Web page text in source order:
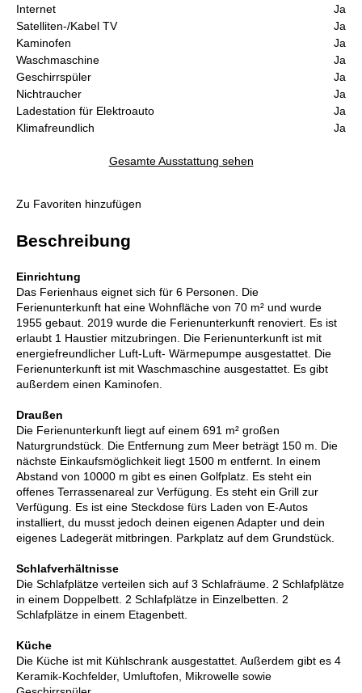
Internet
Ja
Satelliten-/Kabel TV
Ja
Kaminofen
Ja
Waschmaschine
Ja
Geschirrspüler
Ja
Nichtraucher
Ja
Ladestation für Elektroauto
Ja
Klimafreundlich
Ja
Gesamte Ausstattung sehen
Zu Favoriten hinzufügen
Beschreibung
Einrichtung
Das Ferienhaus eignet sich für 6 Personen. Die
Ferienunterkunft hat eine Wohnfläche von 70 m² und wurde
1955 gebaut. 2019 wurde die Ferienunterkunft renoviert. Es ist
erlaubt 1 Haustier mitzubringen. Die Ferienunterkunft ist mit
energiefreundlicher Luft-Luft- Wärmepumpe ausgestattet. Die
Ferienunterkunft ist mit Waschmaschine ausgestattet. Es gibt
außerdem einen Kaminofen.
Draußen
Die Ferienunterkunft liegt auf einem 691 m² großen
Naturgrundstück. Die Entfernung zum Meer beträgt 150 m. Die
nächste Einkaufsmöglichkeit liegt 1500 m entfernt. In einem
Abstand von 10000 m gibt es einen Golfplatz. Es steht ein
offenes Terrassenareal zur Verfügung. Es steht ein Grill zur
Verfügung. Es ist eine Steckdose fürs Laden von E-Autos
installiert, du musst jedoch deinen eigenen Adapter und dein
eigenes Ladegerät mitbringen. Parkplatz auf dem Grundstück.
Schlafverhältnisse
Die Schlafplätze verteilen sich auf 3 Schlafräume. 2 Schlafplätze
in einem Doppelbett. 2 Schlafplätze in Einzelbetten. 2
Schlafplätze in einem Etagenbett.
Küche
Die Küche ist mit Kühlschrank ausgestattet. Außerdem gibt es 4
Keramik-Kochfelder, Umluftofen, Mikrowelle sowie